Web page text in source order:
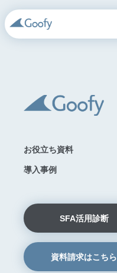
お役立ち資料
導入事例
SFA活用診断
資料請求はこちら
お役立ち資料
導入事例
SFA活用診断
資料請求はこちら